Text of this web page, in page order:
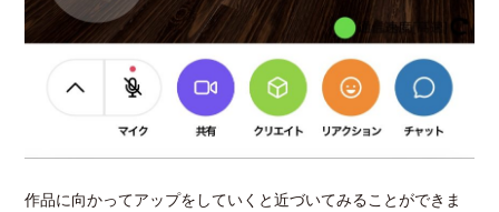
作品に向かってアップをしていくと近づいてみることができま